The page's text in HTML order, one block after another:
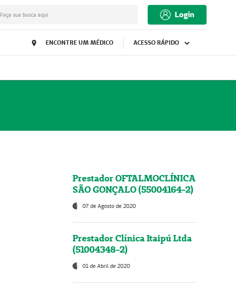
Faça sua busca aqui Login
ENCONTRE UM MÉDICO ACESSO RÁPIDO
Prestador OFTALMOCLÍNICA
SÃO GONÇALO (55004164-2)
07 de Agosto de 2020
Prestador Clínica Itaipú Ltda
(51004348-2)
01 de Abril de 2020